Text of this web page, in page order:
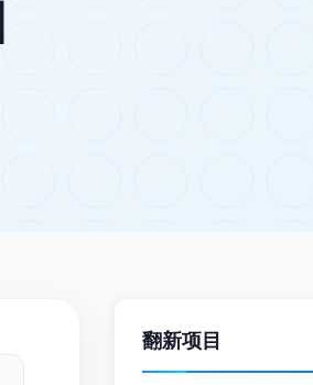
翻新项目